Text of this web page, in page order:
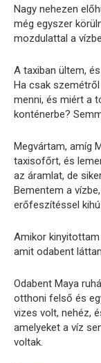
Nagy nehezen
még egyszer
mozdulattal a
A taxiban ültem,
Ha csak
menni, és miért a
konténerbe?
Megvártam, amíg
taxisofőrt, és
az áramlat, de
Bementem a
erőfeszítéssel
Amikor
amit odabent
Odabent Maya
otthoni felső és
vizes volt, nehéz,
amelyeket a víz
voltak.